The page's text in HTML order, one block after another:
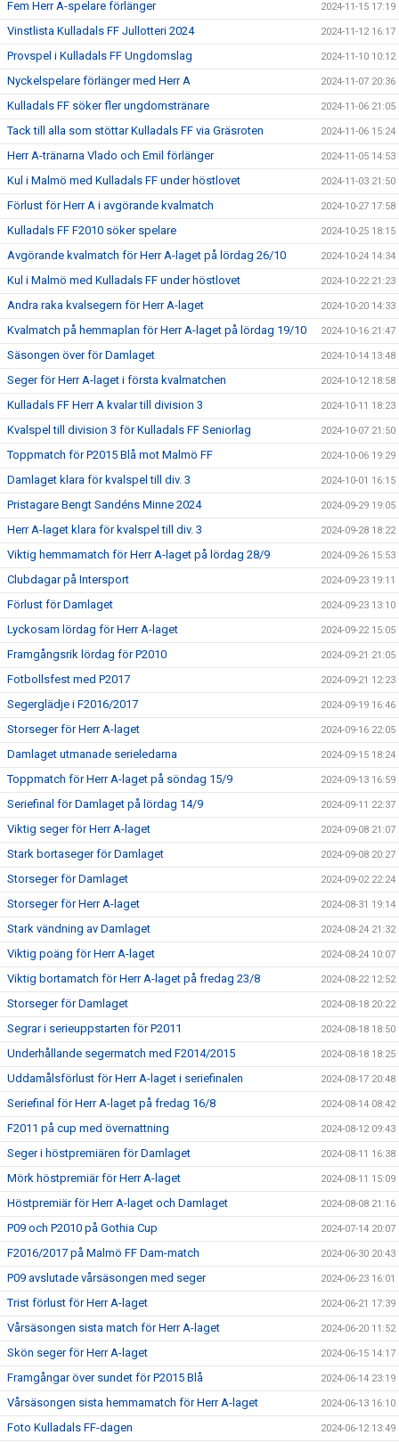
Fem Herr A-spelare förlänger 2024-11-15 17:19
Vinstlista Kulladals FF Jullotteri 2024 2024-11-12 16:17
Provspel i Kulladals FF Ungdomslag 2024-11-10 10:12
Nyckelspelare förlänger med Herr A 2024-11-07 20:36
Kulladals FF söker fler ungdomstränare 2024-11-06 21:05
Tack till alla som stöttar Kulladals FF via Gräsroten 2024-11-06 15:24
Herr A-tränarna Vlado och Emil förlänger 2024-11-05 14:53
Kul i Malmö med Kulladals FF under höstlovet 2024-11-03 21:50
Förlust för Herr A i avgörande kvalmatch 2024-10-27 17:58
Kulladals FF F2010 söker spelare 2024-10-25 18:15
Avgörande kvalmatch för Herr A-laget på lördag 26/10 2024-10-24 14:34
Kul i Malmö med Kulladals FF under höstlovet 2024-10-22 21:23
Andra raka kvalsegern för Herr A-laget 2024-10-20 14:33
Kvalmatch på hemmaplan för Herr A-laget på lördag 19/10 2024-10-16 21:47
Säsongen över för Damlaget 2024-10-14 13:48
Seger för Herr A-laget i första kvalmatchen 2024-10-12 18:58
Kulladals FF Herr A kvalar till division 3 2024-10-11 18:23
Kvalspel till division 3 för Kulladals FF Seniorlag 2024-10-07 21:50
Toppmatch för P2015 Blå mot Malmö FF 2024-10-06 19:29
Damlaget klara för kvalspel till div. 3 2024-10-01 16:15
Pristagare Bengt Sandéns Minne 2024 2024-09-29 19:05
Herr A-laget klara för kvalspel till div. 3 2024-09-28 18:22
Viktig hemmamatch för Herr A-laget på lördag 28/9 2024-09-26 15:53
Clubdagar på Intersport 2024-09-23 19:11
Förlust för Damlaget 2024-09-23 13:10
Lyckosam lördag för Herr A-laget 2024-09-22 15:05
Framgångsrik lördag för P2010 2024-09-21 21:05
Fotbollsfest med P2017 2024-09-21 12:23
Segerglädje i F2016/2017 2024-09-19 16:46
Storseger för Herr A-laget 2024-09-16 22:05
Damlaget utmanade serieledarna 2024-09-15 18:24
Toppmatch för Herr A-laget på söndag 15/9 2024-09-13 16:59
Seriefinal för Damlaget på lördag 14/9 2024-09-11 22:37
Viktig seger för Herr A-laget 2024-09-08 21:07
Stark bortaseger för Damlaget 2024-09-08 20:27
Storseger för Damlaget 2024-09-02 22:24
Storseger för Herr A-laget 2024-08-31 19:14
Stark vändning av Damlaget 2024-08-24 21:32
Viktig poäng för Herr A-laget 2024-08-24 10:07
Viktig bortamatch för Herr A-laget på fredag 23/8 2024-08-22 12:52
Storseger för Damlaget 2024-08-18 20:22
Segrar i serieuppstarten för P2011 2024-08-18 18:50
Underhållande segermatch med F2014/2015 2024-08-18 18:25
Uddamålsförlust för Herr A-laget i seriefinalen 2024-08-17 20:48
Seriefinal för Herr A-laget på fredag 16/8 2024-08-14 08:42
F2011 på cup med övernattning 2024-08-12 09:43
Seger i höstpremiären för Damlaget 2024-08-11 16:38
Mörk höstpremiär för Herr A-laget 2024-08-11 15:09
Höstpremiär för Herr A-laget och Damlaget 2024-08-08 21:16
P09 och P2010 på Gothia Cup 2024-07-14 20:07
F2016/2017 på Malmö FF Dam-match 2024-06-30 20:43
P09 avslutade vårsäsongen med seger 2024-06-23 16:01
Trist förlust för Herr A-laget 2024-06-21 17:39
Vårsäsongen sista match för Herr A-laget 2024-06-20 11:52
Skön seger för Herr A-laget 2024-06-15 14:17
Framgångar över sundet för P2015 Blå 2024-06-14 23:19
Vårsäsongen sista hemmamatch för Herr A-laget 2024-06-13 16:10
Foto Kulladals FF-dagen 2024-06-12 13:49